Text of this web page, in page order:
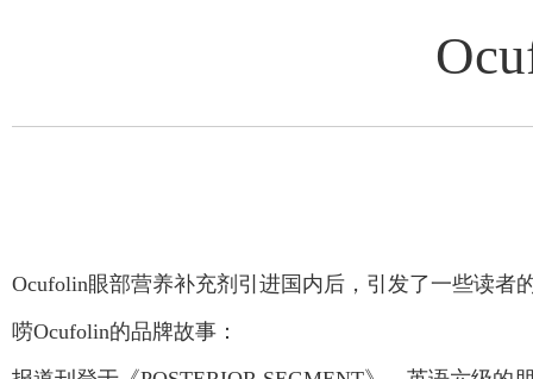
Ocufolin眼部营养补充剂引进国内后，引发了一些读
唠Ocufolin的品牌故事：